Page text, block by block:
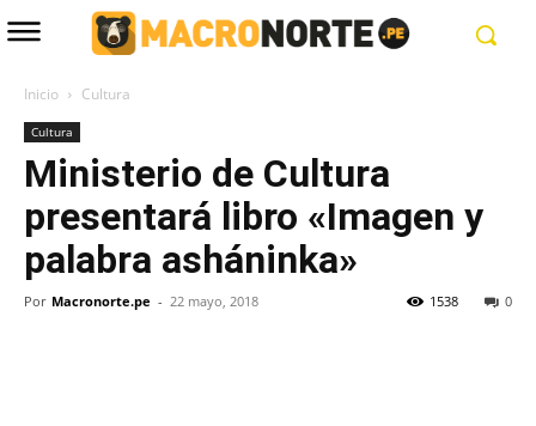
Inicio Cultura
Cultura
Ministerio de Cultura
presentará libro «Imagen y
palabra asháninka»
Por Macronorte.pe - 22 mayo, 2018 0
1538